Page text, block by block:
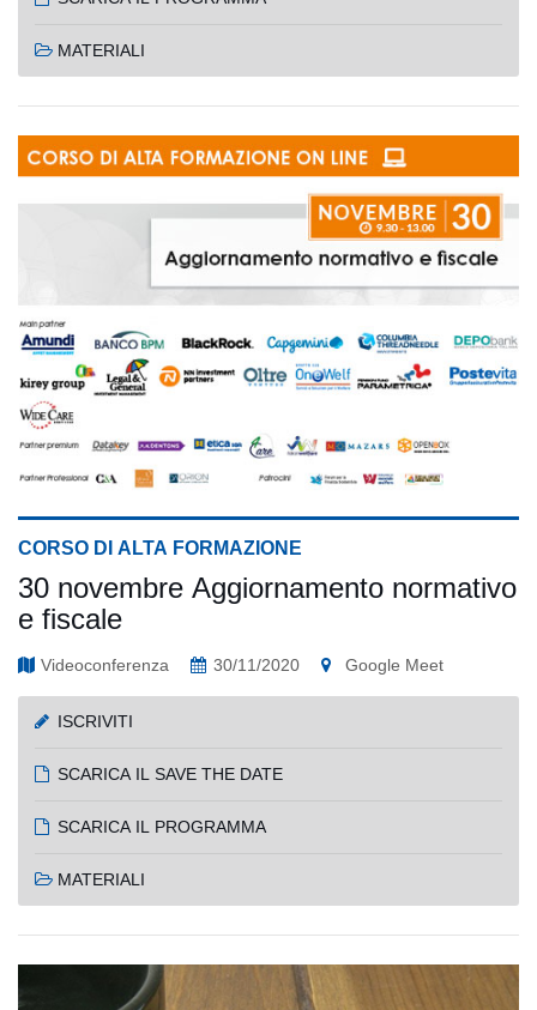
MATERIALI
CORSO DI ALTA FORMAZIONE
30 novembre Aggiornamento normativo
e fiscale
Videoconferenza 30/11/2020 Google Meet
ISCRIVITI
SCARICA IL SAVE THE DATE
SCARICA IL PROGRAMMA
MATERIALI